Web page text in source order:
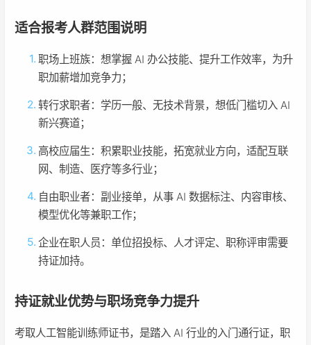
适合报考人群范围说明
职场上班族：想掌握 AI 办公技能、提升工作效率，为升
职加薪增加竞争力；
转行求职者：学历一般、无技术背景，想低门槛切入 AI
新兴赛道；
高校应届生：积累职业技能，拓宽就业方向，适配互联
网、制造、医疗等多行业；
自由职业者：副业接单，从事 AI 数据标注、内容审核、
模型优化等兼职工作；
企业在职人员：单位招投标、人才评定、职称评审需要
持证加持。
持证就业优势与职场竞争力提升
考取人工智能训练师证书，是踏入 AI 行业的入门通行证，职